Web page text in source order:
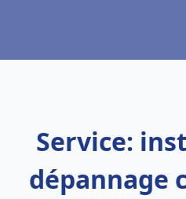
Service:
dépannage